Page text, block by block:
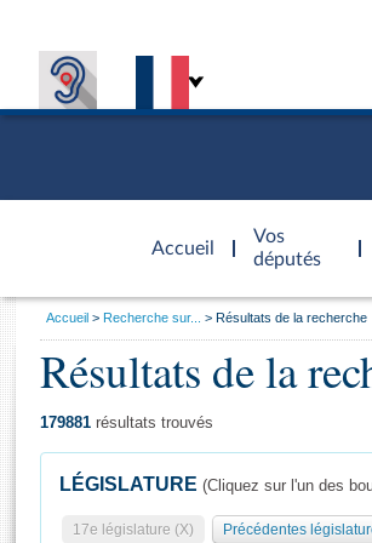
Accueil
d'accueil
Vos
députés
Général
Vous
Accueil Recherche sur... Résultats de la recherche
Résultats de la
179881 résultats trouvés
LÉGISLATURE (Cliquez sur l'un des
17e législature (X) Précédentes